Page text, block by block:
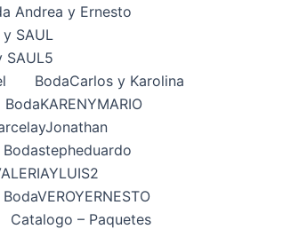
Andrea y Ernesto
y SAUL
SAUL5
BodaCarlos y Karolina
BodaKARENYMARIO
Bodastepheduardo
BodaVEROYERNESTO
Catalogo – Paquetes